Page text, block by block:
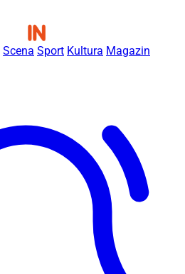
Scena Sport Kultura Magazin